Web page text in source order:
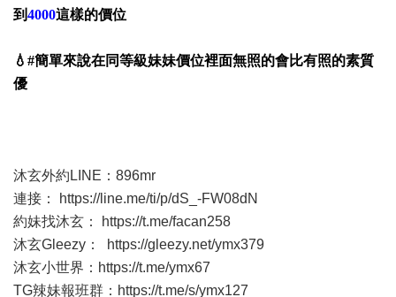
到4000這樣的價位
💧#簡單來說在同等級妹妹價位裡面無照的會比有照的素質
優
沐玄外約LINE：896mr
連接：
https://line.me/ti/p/dS_-FW08dN
約妹找沐玄：
https://t.me/facan258
沐玄Gleezy：
https://gleezy.net/ymx379
沐玄小世界： https://t.me/ymx67
TG辣妹報班群： https://t.me/s/ymx127